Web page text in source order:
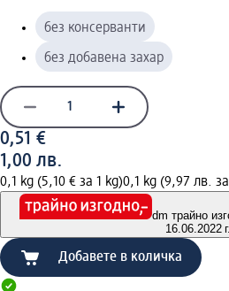
без консерванти
без добавена захар
0,51 €
1,00 лв.
0,1 kg (5,10 € за 1 kg)0,1 kg (9,97 лв.
dm трайно
16.06.2022 г.
Добавете в количка